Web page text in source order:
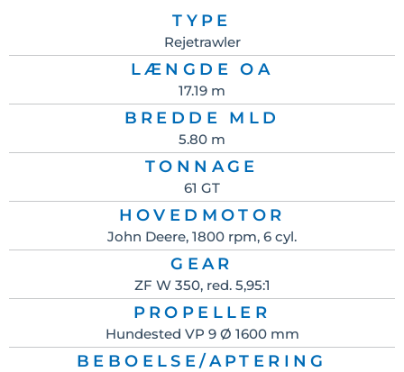
TYPE
Rejetrawler
LÆNGDE OA
17.19 m
BREDDE MLD
5.80 m
TONNAGE
61 GT
HOVEDMOTOR
John Deere, 1800 rpm, 6 cyl.
GEAR
ZF W 350, red. 5,95:1
PROPELLER
Hundested VP 9 Ø 1600 mm
BEBOELSE/APTERING